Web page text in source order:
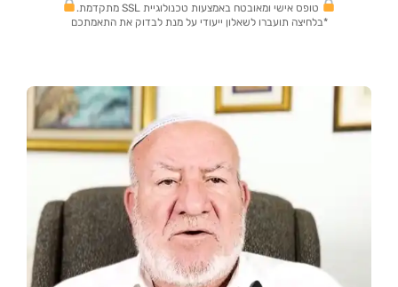
טופס אישי ומאובטח באמצעות טכנולוגיית SSL מתקדמת.
*בלחיצה תועברו לשאלון ייעודי על מנת לבדוק את התאמתכם